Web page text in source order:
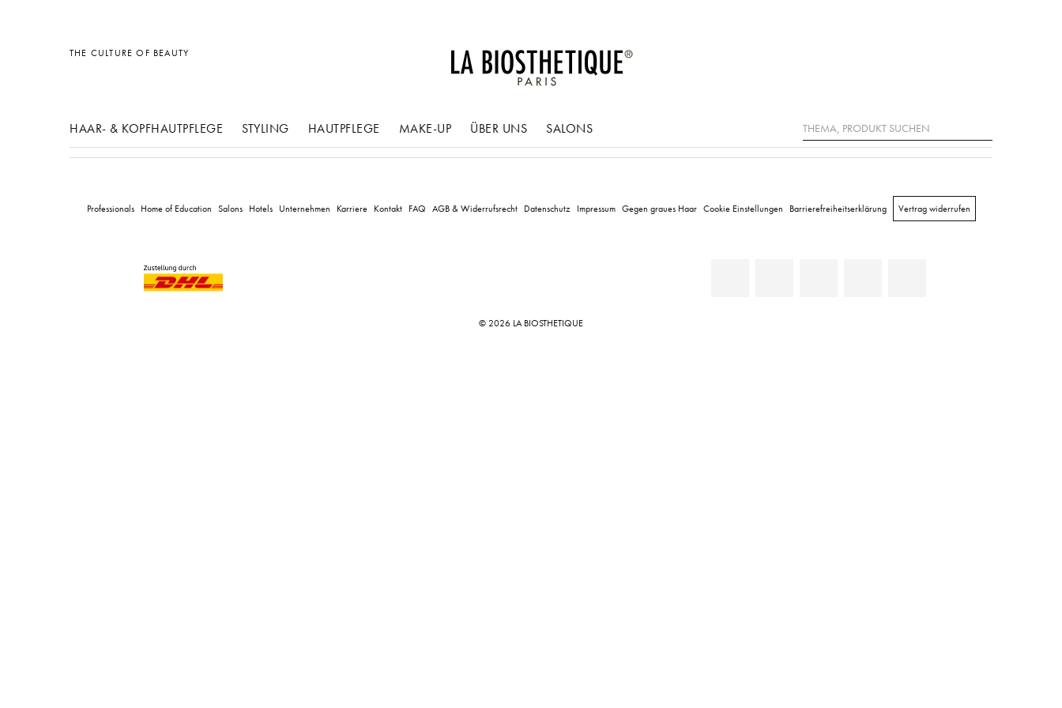
THE CULTURE OF BEAUTY
HAAR- & KOPFHAUTPFLEGE STYLING
Sonstiges
HAUTPFLEGE MAKE-UP ÜBER UNS SALONS Suche
Professionals Home of Education Salons Hotels Unternehmen Karriere Kontakt FAQ AGB & Widerrufsrecht Datenschutz Impressum Gegen graues Haar Cookie Einstellungen Barrierefreiheitserklärung Vertrag widerrufen
© 2026 LA BIOSTHETIQUE